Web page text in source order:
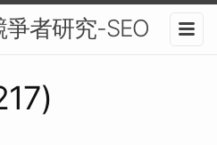
者研究-SEO